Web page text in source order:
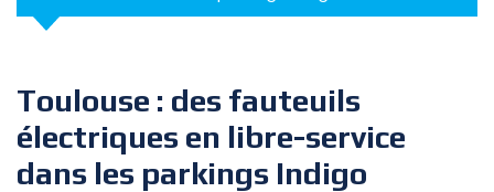
Toulouse : des fauteuils
électriques en libre-service
dans les parkings Indigo